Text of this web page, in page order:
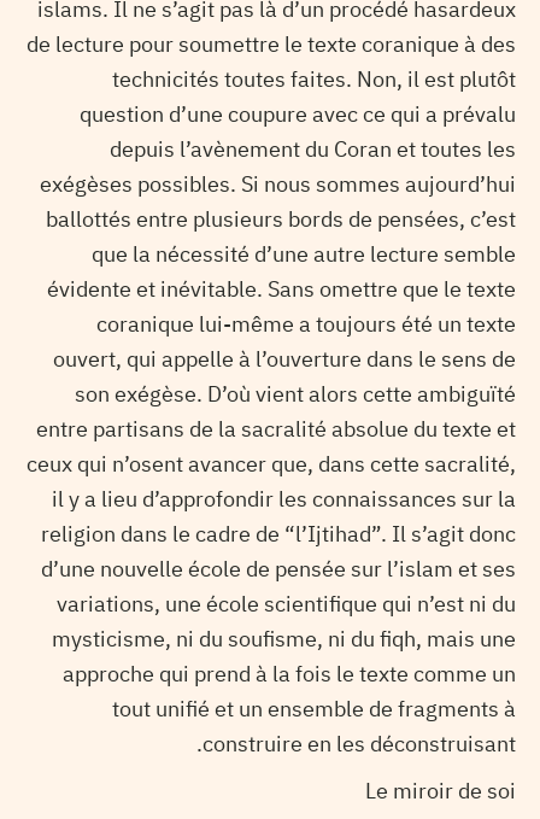
islams. Il ne s’agit pas là d’un procédé hasardeux
de lecture pour soumettre le texte coranique à des
technicités toutes faites. Non, il est plutôt
question d’une coupure avec ce qui a prévalu
depuis l’avènement du Coran et toutes les
exégèses possibles. Si nous sommes aujourd’hui
ballottés entre plusieurs bords de pensées, c’est
que la nécessité d’une autre lecture semble
évidente et inévitable. Sans omettre que le texte
coranique lui-même a toujours été un texte
ouvert, qui appelle à l’ouverture dans le sens de
son exégèse. D’où vient alors cette ambiguïté
entre partisans de la sacralité absolue du texte et
ceux qui n’osent avancer que, dans cette sacralité,
il y a lieu d’approfondir les connaissances sur la
religion dans le cadre de “l’Ijtihad”. Il s’agit donc
d’une nouvelle école de pensée sur l’islam et ses
variations, une école scientifique qui n’est ni du
mysticisme, ni du soufisme, ni du fiqh, mais une
approche qui prend à la fois le texte comme un
tout unifié et un ensemble de fragments à
construire en les déconstruisant.
Le miroir de soi